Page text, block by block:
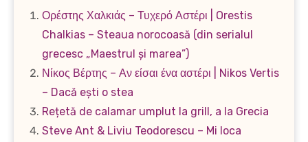
Ορέστης Χαλκιάς – Τυχερό Αστέρι | Orestis
Chalkias – Steaua norocoasă (din serialul
grecesc „Maestrul și marea”)
Νίκος Βέρτης – Αν είσαι ένα αστέρι | Nikos Vertis
– Dacă ești o stea
Rețetă de calamar umplut la grill, a la Grecia
Steve Ant & Liviu Teodorescu – Mi loca